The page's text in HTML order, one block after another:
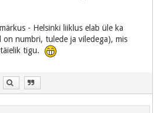
- Helsinki liiklus elab üle ka
on numbri, tulede ja viledega), mis
täielik tigu.